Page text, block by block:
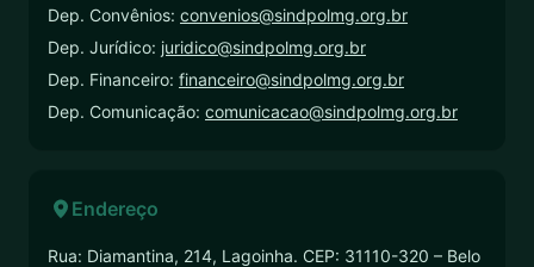
Dep. Convênios: convenios@sindpolmg.org.br
Dep. Jurídico: juridico@sindpolmg.org.br
Dep. Financeiro: financeiro@sindpolmg.org.br
Dep. Comunicação: comunicacao@sindpolmg.org.br
Endereço
Rua: Diamantina, 214, Lagoinha. CEP: 31110-320 – Belo